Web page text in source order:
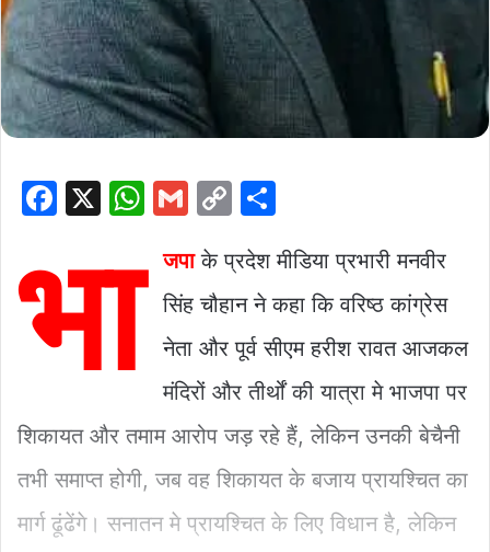
F
c
e
b
k
X
W
at
s
A
p
G
ai
l
C
p
y
Li
n
k
ar
e
भा जपाके प्रदेश मीडिया प्रभारी मनवीर
सिंह चौहान ने कहा कि वरिष्ठ कांग्रेस
नेता और पूर्व सीएम हरीश रावत आजकल
मंदिरों और तीर्थों की यात्रा मे भाजपा पर
शिकायत और तमाम आरोप जड़ रहे हैं, लेकिन उनकी बेचैनी
तभी समाप्त होगी, जब वह शिकायत के बजाय प्रायश्चित का
मार्ग ढूंढेंगे। सनातन मे प्रायश्चित के लिए विधान है, लेकिन